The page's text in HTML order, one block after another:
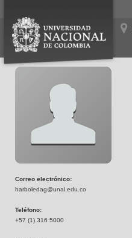
Correo electrónico:
harboledag@unal.edu.co
Teléfono:
+57 (1) 316 5000